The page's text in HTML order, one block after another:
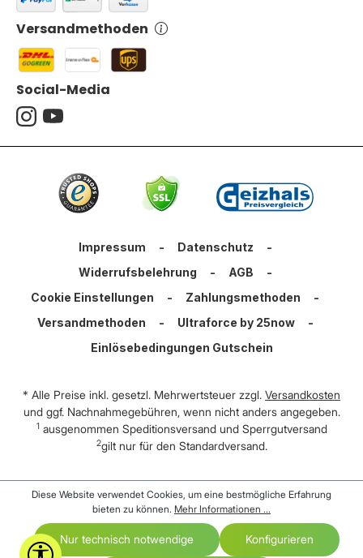
Versandmethoden
Social-Media
Impressum - Datenschutz
-
Widerrufsbelehrung
- AGB
-
Cookie Einstellungen
- Zahlungsmethoden
-
Versandmethoden
- Ultraforce by 25now
-
Einlösebedingungen Gutschein
* Alle Preise inkl. gesetzl. Mehrwertsteuer zzgl. Versandkosten
und ggf. Nachnahmegebühren, wenn nicht anders angegeben.
1 ausgenommen Speditionsversand und Sperrgutversand
2gilt nur für den Standardversand.
Werkzeugleiste anzeigen
Diese Website verwendet Cookies, um eine bestmögliche Erfahrung
bieten zu können. Mehr Informationen ...
Nur technisch notwendige Konfigurieren